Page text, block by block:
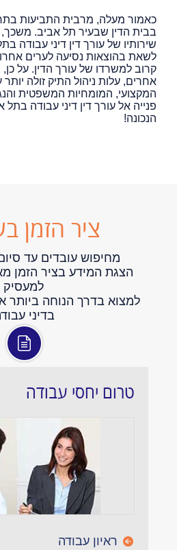
כאמור מעלה, מרבית התביעות
בבית הדין שבעיר תל אביב.
שירותיו של עורך דין דיני עבודה
לשאת בהוצאות נסיעה לערים
קרוב למשרדו של עורך הדין. על
אחרים, עלות ניהול התיק זולה יותר
המקצועי, המומחיות המשפטית
פנייה אל עורך דין דיני עבודה
הנכונה!
ציר הזמן
מחיפוש עובדים עד
הצגת המידע בציר הזמן
למעסיק
למצוא בדרך הנוחה
בדיני
טרום יחסי עבודה
ראיון עבודה